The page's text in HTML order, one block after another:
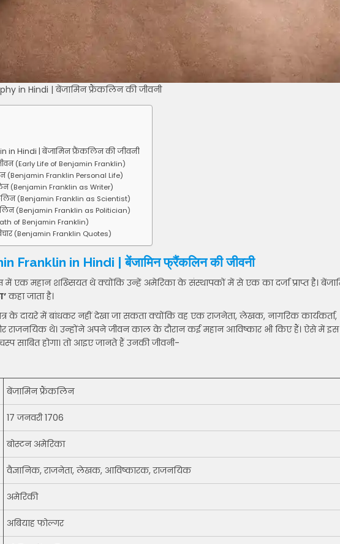
in Hindi | बेंजामिन फ्रैंकलिन की जीवनी
in Hindi | बेंजामिन फ्रैंकलिन की जीवनी
(Early Life of Benjamin Franklin)
(Benjamin Franklin Personal Life)
(Benjamin Franklin as Writer)
(Benjamin Franklin as Scientist)
(Benjamin Franklin as Politician)
of Benjamin Franklin)
(Benjamin Franklin Quotes)
Franklin in Hindi | बेंजामिन फ्रैंकलिन की जीवनी
में एक महान शख्सियत थे क्योंकि उन्हें अमेरिका के संस्थापकों में से एक का दर्जा प्राप्त है।
कहा जाता है।
के दायरे में बांधकर नहीं देखा जा सकता क्योंकि वह एक राजनेता, लेखक, नागरिक कार्यकर्ता,
राजनयिक थे। उन्होंने अपने जीवन काल के दौरान कई महान आविष्कार भी किए हैं। ऐसे में
साबित होगा। तो आइए जानते हैं उनकी जीवनी-
बेंजामिन फ्रैंकलिन
17 जनवरी 1706
बोस्टन अमेरिका
वैज्ञानिक, राजनेता, लेखक, आविष्कारक, राजनयिक
अमेरिकी
अबियाह फोल्गर